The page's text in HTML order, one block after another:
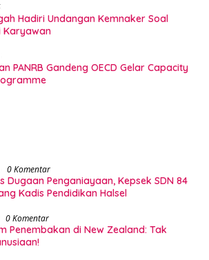
Hadiri Undangan Kemnaker Soal
Karyawan
PANRB Gandeng OECD Gelar Capacity
0 Komentar
Dugaan Penganiayaan, Kepsek SDN 84
Kadis Pendidikan Halsel
0 Komentar
Penembakan di New Zealand: Tak